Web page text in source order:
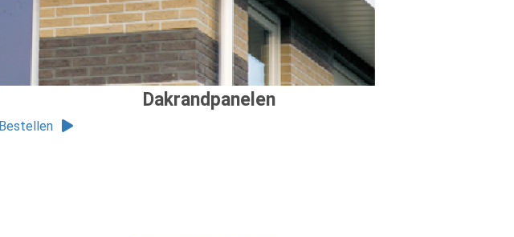
Dakrandpanelen
Bestellen